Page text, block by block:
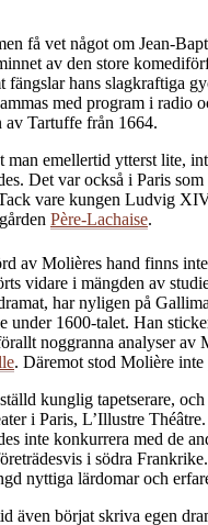
få vet något om Jean-
av den store
fängslar hans slagkraftiga
med program i radio
av Tartuffe från 1664.
man emellertid ytterst lite,
Det var också i Paris
vare kungen Ludvig
Père-Lachaise.
av Molières hand finns
vidare i mängden av
har nyligen på
under 1600-talet. Han
noggranna analyser
. Däremot stod Molière
kunglig tapetserare,
i Paris, L’Illustre
inte konkurrera med de
i södra
nyttiga lärdomar och
även börjat skriva egen